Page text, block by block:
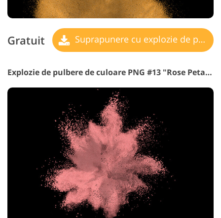
Gratuit Suprapunere cu explozie de pulbere
Explozie de pulbere de culoare PNG #13 "Rose Petals"